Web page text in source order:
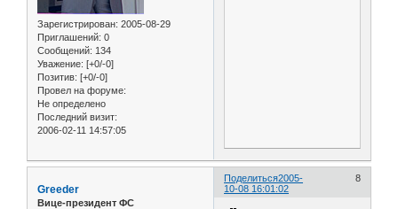
Зарегистрирован: 2005-08-29
Приглашений: 0
Сообщений: 134
Уважение: [+0/-0]
Позитив: [+0/-0]
Провел на форуме:
Не определено
Последний визит:
2006-02-11 14:57:05
Поделиться 8
2005-
10-08 16:01:02
Greeder
Вице-президент ФС